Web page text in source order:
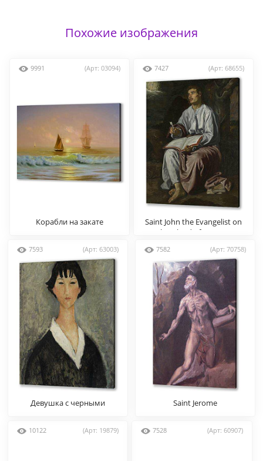
Похожие изображения
9991 (Арт: 03094)
Корабли на закате
7427 (Арт: 68655)
Saint John the Evangelist on
the Island of patmos
7593 (Арт: 63003)
Девушка с черными
7582 (Арт: 70758)
Saint Jerome
10122 (Арт: 19879) 7528 (Арт: 60907)